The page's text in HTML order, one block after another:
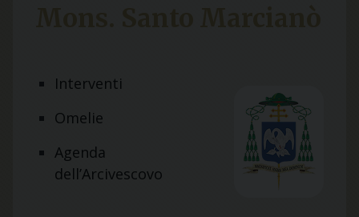
Interventi
Omelie
Agenda
dell’Arcivescovo